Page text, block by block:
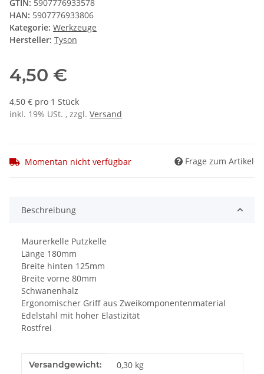
GTIN: 5907776933578
HAN: 5907776933806
Kategorie: Werkzeuge
Hersteller: Tyson
4,50 €
4,50 € pro 1 Stück
inkl. 19% USt. , zzgl. Versand
Momentan nicht verfügbar Frage zum Artikel
Beschreibung
Maurerkelle Putzkelle
Länge 180mm
Breite hinten 125mm
Breite vorne 80mm
Schwanenhalz
Ergonomischer Griff aus Zweikomponentenmaterial
Edelstahl mit hoher Elastizität
Rostfrei
Produkteigenschaft
Wert
Versandgewicht: 0,30 kg